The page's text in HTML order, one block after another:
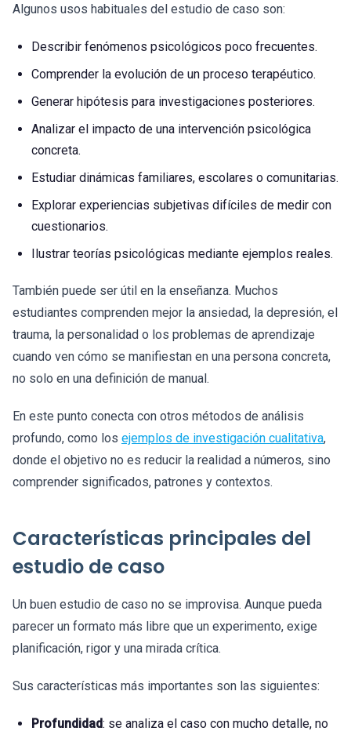
Algunos usos habituales del estudio de caso son:
Describir fenómenos psicológicos poco frecuentes.
Comprender la evolución de un proceso terapéutico.
Generar hipótesis para investigaciones posteriores.
Analizar el impacto de una intervención psicológica
concreta.
Estudiar dinámicas familiares, escolares o comunitarias.
Explorar experiencias subjetivas difíciles de medir con
cuestionarios.
Ilustrar teorías psicológicas mediante ejemplos reales.
También puede ser útil en la enseñanza. Muchos
estudiantes comprenden mejor la ansiedad, la depresión, el
trauma, la personalidad o los problemas de aprendizaje
cuando ven cómo se manifiestan en una persona concreta,
no solo en una definición de manual.
En este punto conecta con otros métodos de análisis
profundo, como los ejemplos de investigación cualitativa,
donde el objetivo no es reducir la realidad a números, sino
comprender significados, patrones y contextos.
Características principales del
estudio de caso
Un buen estudio de caso no se improvisa. Aunque pueda
parecer un formato más libre que un experimento, exige
planificación, rigor y una mirada crítica.
Sus características más importantes son las siguientes:
Profundidad: se analiza el caso con mucho detalle, no